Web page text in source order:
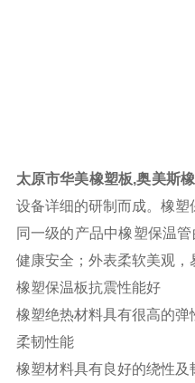
太原市华美橡塑板,奥美斯
设备详细的研制而成。橡
同一级的产品中橡塑保温
健康安全；外表柔软美观，
橡塑保温板抗震性能好
橡塑绝热材料具有很高的弹
柔韧性能
橡塑材料具有良好的绕性及